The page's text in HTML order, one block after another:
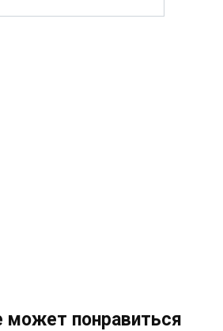
может понравиться